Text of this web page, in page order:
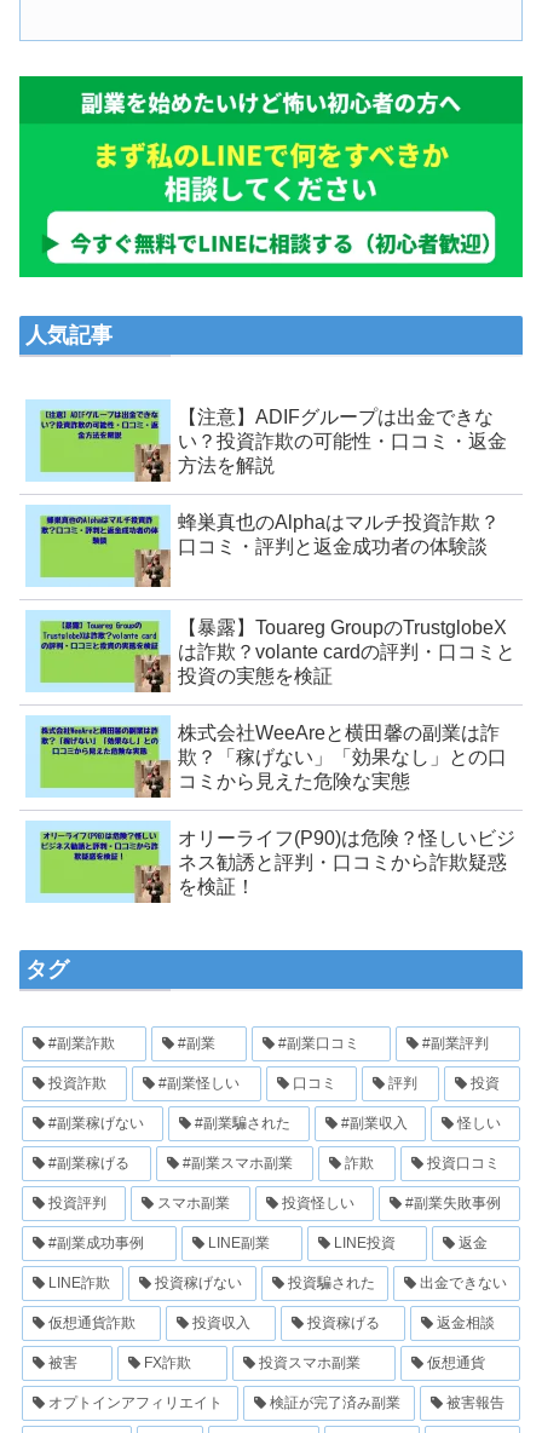
人気記事
【注意】ADIFグループは出金できな
い？投資詐欺の可能性・口コミ・返金
方法を解説
蜂巣真也のAlphaはマルチ投資詐欺？
口コミ・評判と返金成功者の体験談
【暴露】Touareg GroupのTrustglobeX
は詐欺？volante cardの評判・口コミと
投資の実態を検証
株式会社WeeAreと横田馨の副業は詐
欺？「稼げない」「効果なし」との口
コミから見えた危険な実態
オリーライフ(P90)は危険？怪しいビジ
ネス勧誘と評判・口コミから詐欺疑惑
を検証！
タグ
#副業詐欺 #副業 #副業口コミ #副業評判
投資詐欺 #副業怪しい 口コミ 評判 投資
#副業稼げない #副業騙された #副業収入 怪しい
#副業稼げる #副業スマホ副業 詐欺 投資口コミ
投資評判 スマホ副業 投資怪しい #副業失敗事例
#副業成功事例 LINE副業 LINE投資 返金
LINE詐欺 投資稼げない 投資騙された 出金できない
仮想通貨詐欺 投資収入 投資稼げる 返金相談
被害 FX詐欺 投資スマホ副業 仮想通貨
オプトインアフィリエイト 検証が完了済み副業 被害報告